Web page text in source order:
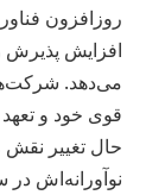
روزافزون
افزایش پذیرش
می‌دهد.
قوی خود و تعهد
نوآورانه‌اش